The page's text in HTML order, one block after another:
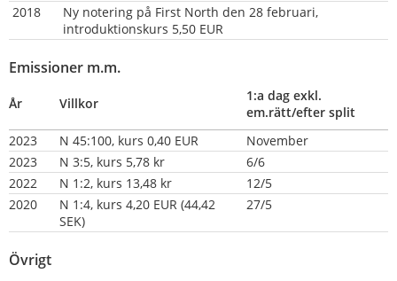
2018
Ny notering på First North den 28 februari,
introduktionskurs 5,50 EUR
Emissioner m.m.
År Villkor
1:a dag exkl.
em.rätt/efter split
2023
N 45:100, kurs 0,40 EUR
November
2023
N 3:5, kurs 5,78 kr
6/6
2022
N 1:2, kurs 13,48 kr
12/5
2020
N 1:4, kurs 4,20 EUR (44,42
SEK)
27/5
Övrigt